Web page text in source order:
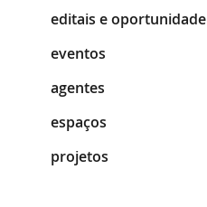
editais e oportunidade
eventos
agentes
espaços
projetos